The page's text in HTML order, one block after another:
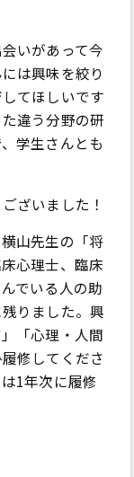
いがあって今
は興味を絞り
てほしいです
違う分野の研
学生さんとも
ざいました！
山先生の「将
心理士、臨床
でいる人の助
りました。興
「心理・人間
修してくださ
1年次に履修